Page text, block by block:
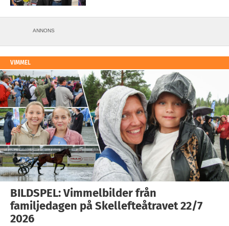
ANNONS
VIMMEL
BILDSPEL: Vimmelbilder från
familjedagen på Skellefteåtravet 22/7
2026